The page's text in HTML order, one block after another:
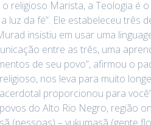
religioso Marista, a Teologia é
da fé”. Ele estabeleceu três
insistiu em usar uma
entre as três, uma
de seu povo”, afirmou o
nos leva para muito
proporcionou para
do Alto Rio Negro, região
(pessoas) – yukumasã (gente